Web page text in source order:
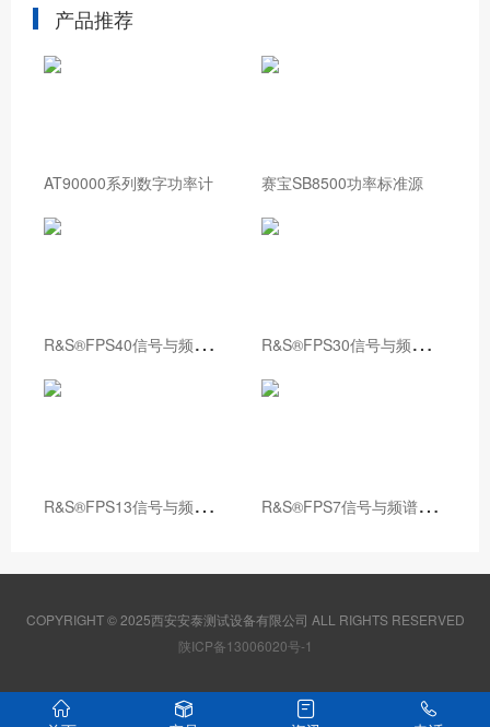
产品推荐
AT90000系列数字功率计 赛宝SB8500功率标准源
R
&S®FPS40信号与频谱分析仪 R
&S®FPS30信号与频谱分析仪
R
&S®FPS13信号与频谱分析仪 R
&S®FPS7信号与频谱分析仪
COPYRIGHT © 2025西安安泰测试设备有限公司 ALL RIGHTS RESERVED
陕ICP备13006020号-1